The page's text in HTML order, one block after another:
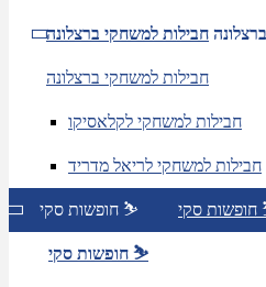
חבילות למשחקי ברצלונה
חבילות למשחקי ברצלונה
חבילות למשחקי לקלאסיקו
חבילות למשחקי לריאל מדריד
חופשות סקי ⛷️ ⛷️
חופשות סקי ⛷️